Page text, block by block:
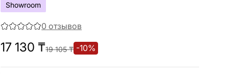
Showroom
0 отзывов
17 130 ₸19 105₸ -10%